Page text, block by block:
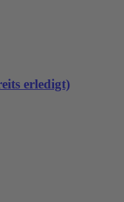
erledigt)